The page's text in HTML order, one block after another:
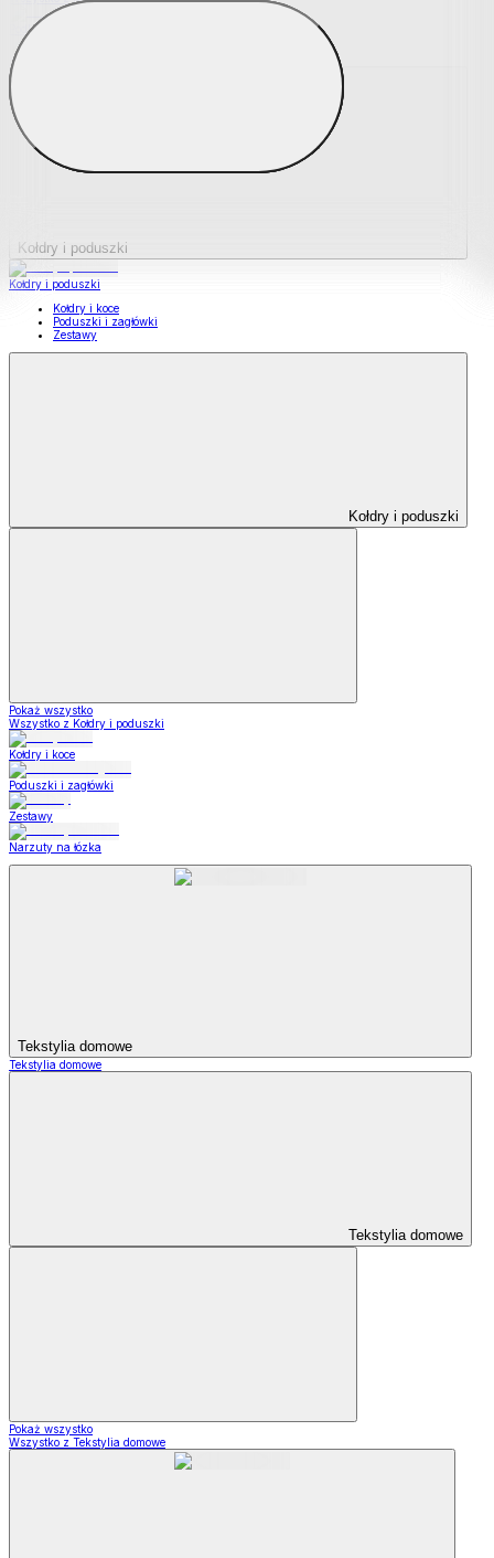
Podkładki na materace
Materace nawierzchniowe
Kołdry i poduszki
Kołdry i poduszki
Kołdry i koce
Poduszki i zagłówki
Zestawy
Kołdry i poduszki
Pokaż wszystko
Wszystko z Kołdry i poduszki
Kołdry i koce
Poduszki i zagłówki
Zestawy
Narzuty na łózka
Tekstylia domowe
Tekstylia domowe
Tekstylia domowe
Pokaż wszystko
Wszystko z Tekstylia domowe